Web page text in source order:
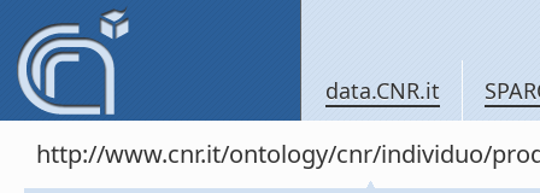
data.CNR.it
http://www.cnr.it/ontology/cnr/individuo/